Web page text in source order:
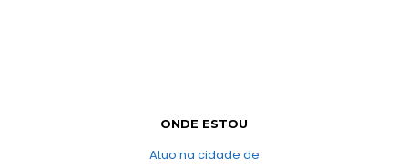
ONDE ESTOU
Atuo na cidade de